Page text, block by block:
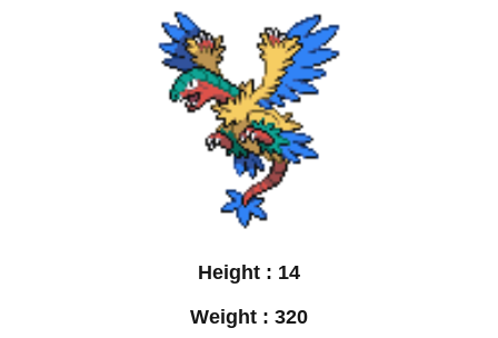
Height : 14
Weight : 320